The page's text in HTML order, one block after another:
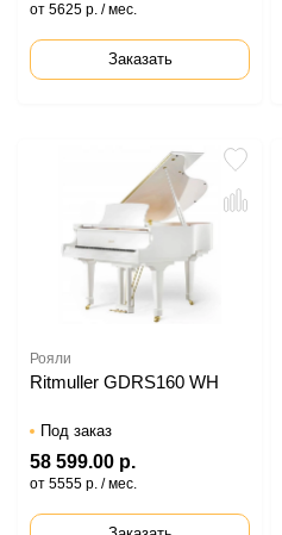
от 5625 р. / мес.
Заказать
Рояли
Ritmuller GDRS160 WH
Под заказ
58 599.00 р.
от 5555 р. / мес.